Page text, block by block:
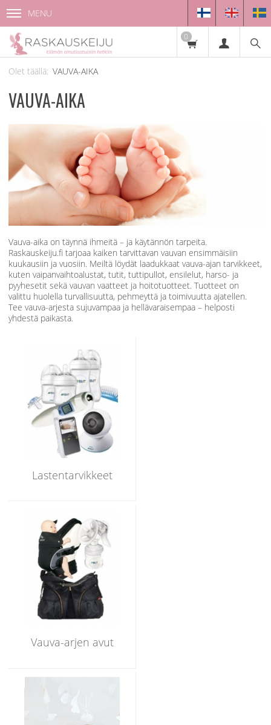
MENU
0
VAUVA-AIKA
VAUVA-AIKA
Vauva-aika on täynnä ihmeitä – ja käytännön tarpeita.
Raskauskeiju.fi tarjoaa kaiken tarvittavan vauvan ensimmäisiin
kuukausiin ja vuosiin. Meiltä löydät laadukkaat vauva-ajan tarvikkeet,
kuten vaipanvaihtoalustat, tutit, tuttipullot, ensilelut, harso- ja
pyyhesetit sekä vauvan vaatteet ja hoitotuotteet. Tuotteet on
valittu huolella turvallisuutta, pehmeyttä ja toimivuutta ajatellen.
Tee vauva-arjesta sujuvampaa ja hellävaraisempaa – helposti
yhdestä paikasta.
Lastentarvikkeet
Vauva-arjen avut